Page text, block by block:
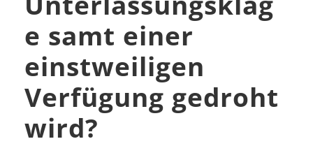
e samt einer
einstweiligen
Verfügung gedroht
wird?